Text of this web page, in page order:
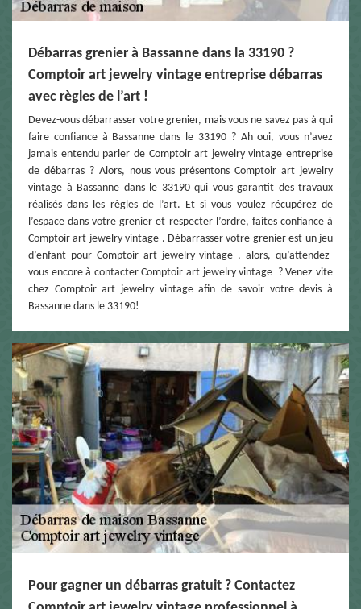
Débarras grenier à Bassanne dans la 33190 ?
Comptoir art jewelry vintage entreprise débarras
avec règles de l’art !
Devez-vous débarrasser votre grenier, mais vous ne savez pas à qui
faire confiance à Bassanne dans le 33190 ? Ah oui, vous n’avez
jamais entendu parler de Comptoir art jewelry vintage entreprise
de débarras ? Alors, nous vous présentons Comptoir art jewelry
vintage à Bassanne dans le 33190 qui vous garantit des travaux
réalisés dans les règles de l’art. Et si vous voulez récupérez de
l’espace dans votre grenier et respecter l’ordre, faites confiance à
Comptoir art jewelry vintage . Débarrasser votre grenier est un jeu
d’enfant pour Comptoir art jewelry vintage , alors, qu’attendez-
vous encore à contacter Comptoir art jewelry vintage ? Venez vite
chez Comptoir art jewelry vintage afin de savoir votre devis à
Bassanne dans le 33190!
Pour gagner un débarras gratuit ? Contactez